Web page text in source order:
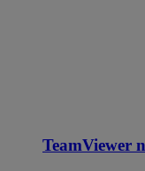
TeamViewer